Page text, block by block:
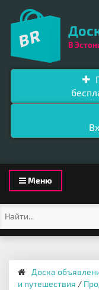
В
Toggle
navigation
Меню
Доска
и путешествия /